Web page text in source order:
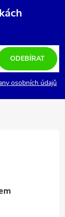
osobních údajů
ODEBÍRAT